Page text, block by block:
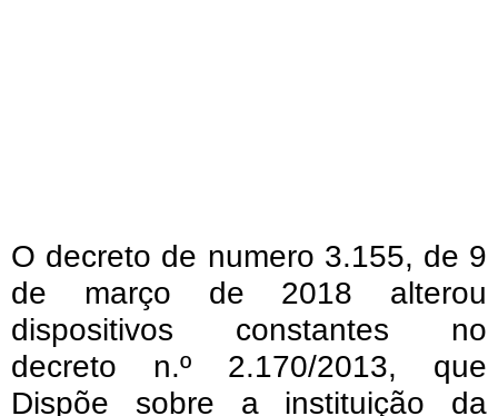
O decreto de numero 3.155, de 9
de março de 2018 alterou
dispositivos constantes no
decreto n.º 2.170/2013, que
Dispõe sobre a instituição da